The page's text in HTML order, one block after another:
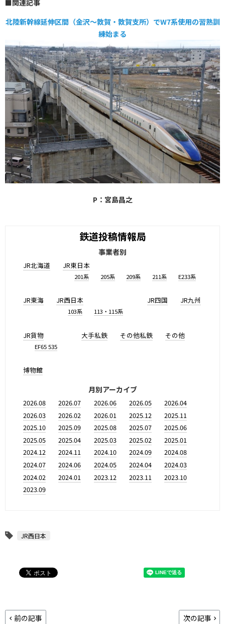
■関連記事
北陸新幹線延伸区間（金沢～敦賀・敦賀支所）でW7系使用の習熟訓
練始まる
P：宮島昌之
鉄道投稿情報局
事業者別
JR北海道 JR東日本
201系 205系 209系 211系 E233系
JR東海 JR西日本
103系 113・115系
JR四国 JR九州
JR貨物
EF65 535
大手私鉄 その他私鉄 その他
博物館
月別アーカイブ
2026.08 2026.07 2026.06 2026.05
2026.04
2026.03
2026.02 2026.01 2025.12
2025.11
2025.10
2025.09 2025.08 2025.07
2025.06
2025.05
2025.04 2025.03 2025.02
2025.01
2024.12
2024.11 2024.10 2024.09
2024.08
2024.07
2024.06 2024.05 2024.04
2024.03
2024.02
2024.01 2023.12 2023.11
2023.10
2023.09
JR西日本
前の記事 次の記事